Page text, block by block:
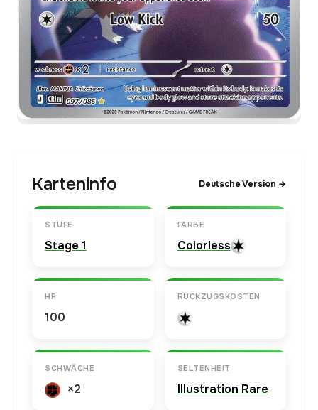
Karteninfo Deutsche Version →
STUFE
Stage 1
FARBE
Colorless
HP
100
RÜCKZUGSKOSTEN
SCHWÄCHE
×2
SELTENHEIT
Illustration Rare